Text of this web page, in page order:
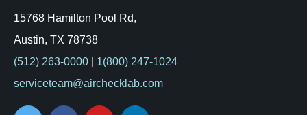
15768 Hamilton Pool Rd,
Austin, TX 78738
(512) 263-0000| 1(800) 247-1024
serviceteam@airchecklab.com